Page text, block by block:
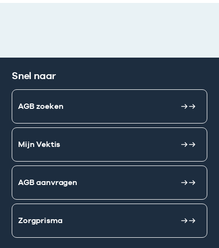
Snel naar
AGB zoeken
Mijn Vektis
AGB aanvragen
Zorgprisma